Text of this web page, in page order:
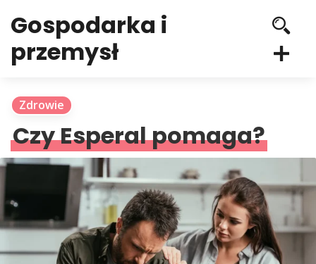
Gospodarka i
przemysł
Zdrowie
Czy Esperal pomaga?